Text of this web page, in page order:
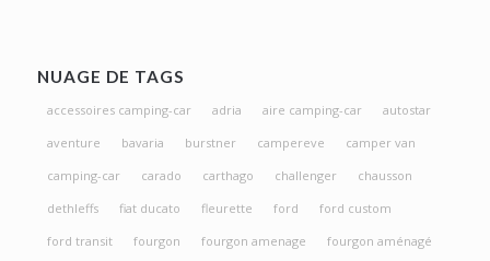
NUAGE DE TAGS
accessoires camping-car adria aire camping-car
autostar
aventure
bavaria burstner campereve
camper van
camping-car
carado carthago challenger
chausson
dethleffs
fiat ducato fleurette ford
ford custom
ford transit
fourgon fourgon amenage
fourgon aménagé